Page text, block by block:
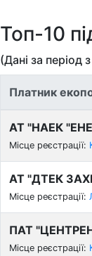
Топ-10
(Дані за період з
Платник
АТ "НАЕК
Місце реєстрації:
АТ "ДТЕК
Місце реєстрації:
ПАТ
Місце реєстрації: